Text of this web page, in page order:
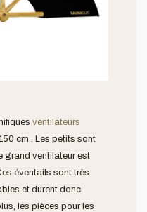
ventilateurs
cm . Les petits sont
grand ventilateur est
éventails sont très
et durent donc
les pièces pour les